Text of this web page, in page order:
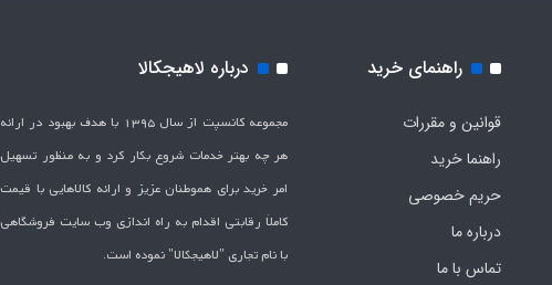
راهنمای خرید
قوانین و مقررات
راهنما خرید
حریم خصوصی
درباره ما
تماس با ما
درباره لاهیجکالا
مجموعه کانسپت از سال 1395 با هدف بهبود در ارائه
هر چه بهتر خدمات شروع بکار کرد و به منظور تسهیل
امر خرید برای هموطنان عزیز و ارائه کالاهایی با قیمت
کاملاَ رقابتی اقدام به راه اندازی وب سایت فروشگاهی
با نام تجاری "لاهیج­کالا" نموده است.